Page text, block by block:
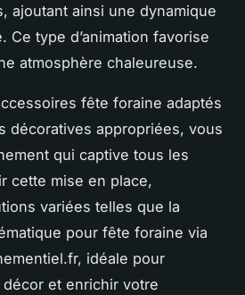
ajoutant ainsi une dynamique
Ce type d’animation favorise
atmosphère chaleureuse.
fête foraine adaptés
décoratives appropriées, vous
qui captive tous les
cette mise en place,
variées telles que la
pour fête foraine via
idéale pour
et enrichir votre